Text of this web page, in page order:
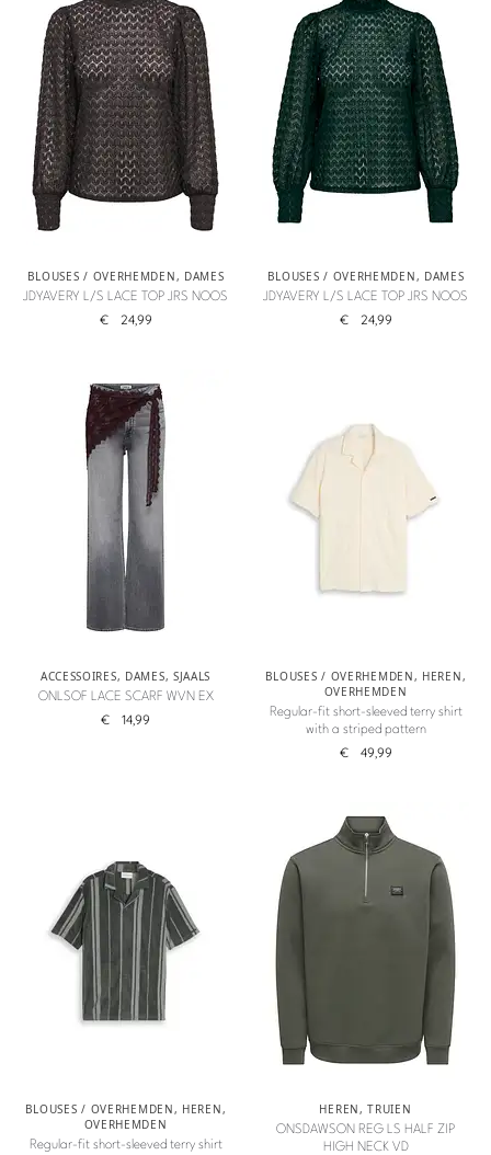
BLOUSES / OVERHEMDEN, DAMES
JDYAVERY L/S LACE TOP JRS NOOS
€ 24,99
BLOUSES / OVERHEMDEN, DAMES
JDYAVERY L/S LACE TOP JRS NOOS
€ 24,99
ACCESSOIRES, DAMES, SJAALS
ONLSOF LACE SCARF WVN EX
€ 14,99
BLOUSES / OVERHEMDEN, HEREN,
OVERHEMDEN
Regular-fit short-sleeved terry shirt
with a striped pattern
€ 49,99
BLOUSES / OVERHEMDEN, HEREN,
OVERHEMDEN
Regular-fit short-sleeved terry shirt
HEREN,TRUIEN
ONSDAWSON REG LS HALF ZIP
HIGH NECK VD